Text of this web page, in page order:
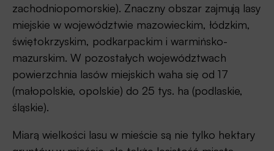
o zwartej powierzchni co najmniej 0,1 ha, pokryty
roślinnością leśną (uprawami leśnymi) –
drzewami i krzewami o raz runem leśnym – lub
przejściowo jej pozbawiony, położony na
terenach niezabudowanych i nieprzeznaczonych
pod zabudowę;
zajęty pod budowle, urządzenia melioracji
zachodniopomorskie). Znaczny obszar zajmują lasy
miejskie w województwie mazowieckim, łódzkim,
świętokrzyskim, podkarpackim i warmińsko-
mazurskim. W pozostałych województwach
powierzchnia lasów miejskich waha się od 17
(małopolskie, opolskie) do 25 tys. ha (podlaskie,
śląskie).
Miarą wielkości lasu w mieście są nie tylko hektary